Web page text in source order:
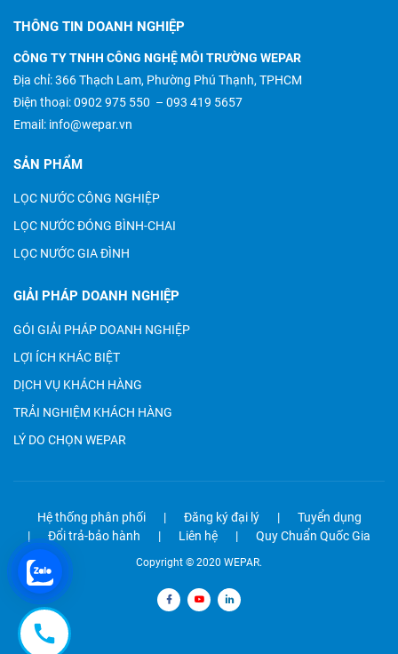
THÔNG TIN DOANH NGHIỆP
CÔNG TY TNHH CÔNG NGHỆ MÔI TRƯỜNG WEPAR
Địa chỉ: 366 Thạch Lam, Phường Phú Thạnh, TPHCM
Điện thoại:0902 975 550 – 093 419 5657
Email: info@wepar.vn
SẢN PHẨM
LỌC NƯỚC CÔNG NGHIỆP
LỌC NƯỚC ĐÓNG BÌNH-CHAI
LỌC NƯỚC GIA ĐÌNH
GIẢI PHÁP DOANH NGHIỆP
GÓI GIẢI PHÁP DOANH NGHIỆP
LỢI ÍCH KHÁC BIỆT
DỊCH VỤ KHÁCH HÀNG
TRẢI NGHIỆM KHÁCH HÀNG
LÝ DO CHỌN WEPAR
Hệ thống phân phối Đăng ký đại lý
Tuyển dụng
Đổi trả-bảo hành
Liên hệ Quy Chuẩn Quốc Gia
Copyright © 2020 WEPAR.